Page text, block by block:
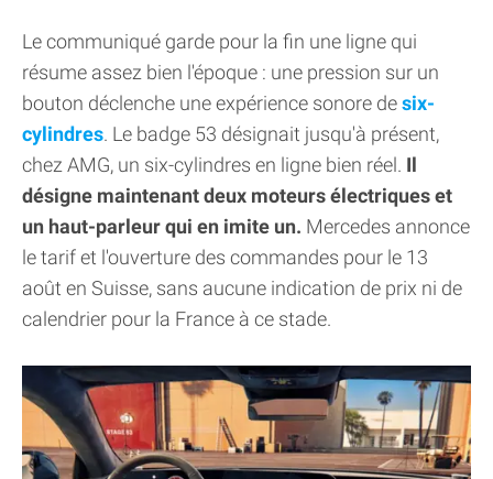
Le communiqué garde pour la fin une ligne qui
résume assez bien l'époque : une pression sur un
bouton déclenche une expérience sonore desix-
cylindres. Le badge 53 désignait jusqu'à présent,
chez AMG, un six-cylindres en ligne bien réel. Il
désigne maintenant deux moteurs électriques et
un haut-parleur qui en imite un. Mercedes annonce
le tarif et l'ouverture des commandes pour le 13
août en Suisse, sans aucune indication de prix ni de
calendrier pour la France à ce stade.